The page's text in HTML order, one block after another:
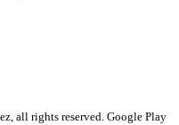
all rights reserved. Google Play